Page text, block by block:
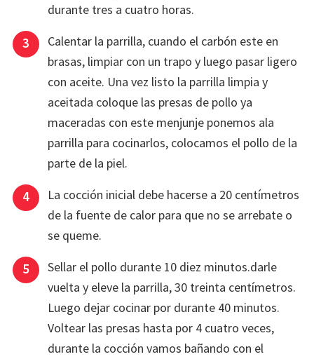
durante tres a cuatro horas.
Calentar la parrilla, cuando el carbón este en
brasas, limpiar con un trapo y luego pasar ligero
con aceite. Una vez listo la parrilla limpia y
aceitada coloque las presas de pollo ya
maceradas con este menjunje ponemos ala
parrilla para cocinarlos, colocamos el pollo de la
parte de la piel.
La cocción inicial debe hacerse a 20 centímetros
de la fuente de calor para que no se arrebate o
se queme.
Sellar el pollo durante 10 diez minutos.darle
vuelta y eleve la parrilla, 30 treinta centímetros.
Luego dejar cocinar por durante 40 minutos.
Voltear las presas hasta por 4 cuatro veces,
durante la cocción vamos bañando con el